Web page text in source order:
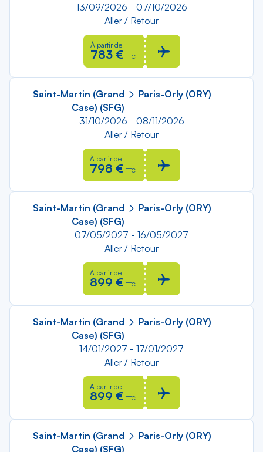
13/09/2026 - 07/10/2026
Aller / Retour
À partir de
783 € TTC
Saint-Martin (Grand
Case) (SFG)
Paris-Orly (ORY)
31/10/2026 - 08/11/2026
Aller / Retour
À partir de
798 € TTC
Saint-Martin (Grand
Case) (SFG)
Paris-Orly (ORY)
07/05/2027 - 16/05/2027
Aller / Retour
À partir de
899 € TTC
Saint-Martin (Grand
Case) (SFG)
Paris-Orly (ORY)
14/01/2027 - 17/01/2027
Aller / Retour
À partir de
899 € TTC
Saint-Martin (Grand
Case) (SFG)
Paris-Orly (ORY)